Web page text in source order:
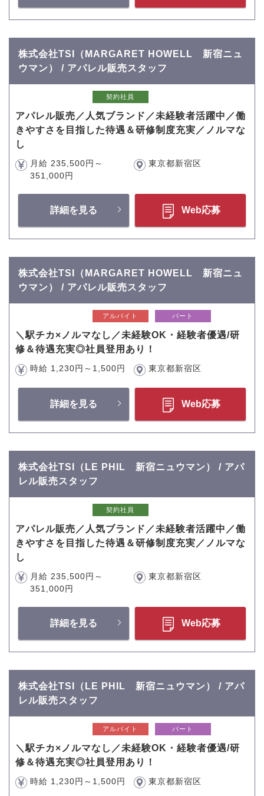
株式会社TSI（MARGARET HOWELL 新宿ニュ
ウマン） / アパレル販売スタッフ
契約社員
アパレル販売／人気ブランド／未経験者活躍中／働
きやすさを目指した待遇＆研修制度充実／ノルマな
し
月給 235,500円～
351,000円
東京都新宿区
詳細を見る Web応募
株式会社TSI（MARGARET HOWELL 新宿ニュ
ウマン） / アパレル販売スタッフ
アルバイト パート
＼駅チカ×ノルマなし／未経験OK・経験者優遇/研
修＆待遇充実◎社員登用あり！
時給 1,230円～1,500円 東京都新宿区
詳細を見る Web応募
株式会社TSI（LE PHIL 新宿ニュウマン） / アパ
レル販売スタッフ
契約社員
アパレル販売／人気ブランド／未経験者活躍中／働
きやすさを目指した待遇＆研修制度充実／ノルマな
し
月給 235,500円～
351,000円
東京都新宿区
詳細を見る Web応募
株式会社TSI（LE PHIL 新宿ニュウマン） / アパ
レル販売スタッフ
アルバイト パート
＼駅チカ×ノルマなし／未経験OK・経験者優遇/研
修＆待遇充実◎社員登用あり！
時給 1,230円～1,500円 東京都新宿区